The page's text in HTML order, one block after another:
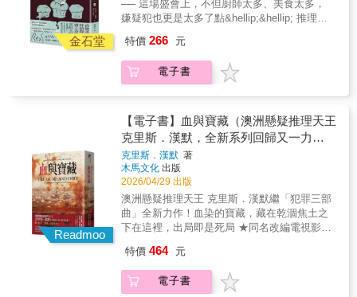
槍枝管制、警察貪腐與心理創傷等當代議題，
背景設定於今日的明尼亞波利斯&hellip;&hellip;
讀者絕對會意識到自己正受到一位傑出說書人
&mdash;&mdash;《出版人週刊》 ◎這是一部
設計精巧、依循『公平競爭』原則的推理小
說，線索被策略性地埋藏在各處。
&hellip;&hellip;奈斯博招牌的暴力與令人毛骨悚
然的元素逐漸自然地浮現，最終堆疊成一個令
人不寒而慄的結局&hellip;&hellip;奈斯博是一位
如此流暢且極具說服力的說故事高手。
&mdash;&mdash;「AirMail」數位週刊網站 ◎
這是「哈利．霍勒」系列作者的又一部傑出獨
立作&hellip;&hellip;這部小說讀起來充滿樂趣，
情節引人入勝、轉折流暢，並帶有聰明細膩的
推理巧思。&mdash;&mdash;《柯克斯評論》
安的懸疑氣氛，細節鋪陳極其縝密&mdash;巧
妙交錯的雙時間線提供恰到好處的線索，讓人
一頁接一頁停不下來。而且，當然，若沒有那
帶說明，上次受邀的貴賓是法國總理！） 與會
的十二位烹飪大師（原本陣容是十五位，但從
上次聚會至今的五年間掛掉三個）來自世界各
國，每個都名氣不小，其中一位做的香腸甚至
會有人決鬥搶著吃。這回的宴會才開始不久，
就有人發現調製醬料用的白糖被偷偷換成了砒
伍爾夫和趕到飯店的警察很快就發現，想殺拉
斯易歐的人實在太多，在場的眾位大廚之中，
有人的招牌菜色被他抄襲盜用、有人的妻子遭
他誘拐、有人被他陷害而慘遭餐廳解雇。 為了
讓盛會繼續進行、如願嚐到夢幻佳餚，伍爾夫
與阿奇必須在這群各擁絕技也各懷殺意的烹飪
大師之中找出唯一的真凶&hellip;&hellip;
探。 照理說，我們湊在一起應該很清楚該如何
破案。 當然，我們同樣也很清楚該如何犯案。
當所有嫌疑犯都精通如何「消滅證物、逍遙法
金石堂
── 這場盛會上，不但廚師太多、美食太多，
嫌疑犯也更是太多了點&hellip;&hellip; 推理史
界推理小說大會「世紀最佳推理小說系列」、
「世紀最佳推理作家」雙料提名作品 謀殺天后
阿嘉莎‧克莉絲蒂：「書中描述尼洛‧伍爾夫的廚
過史陶特先生筆下關於伍爾夫與阿奇的所有故
事，手邊還隨時存著若干本《廚師太多了》備
用。」 美國總統杜魯門：「在經濟動盪不安與
世界大戰期間，我只見過羅斯福總統開懷笑過
兩次。一次是聽到諾曼第登陸成功的消息，另
一次是讀到史陶特的小說。」 ---- 「他們這
『十五位烹飪大師』，可有名的呢，這群人每
五年聚會一次，燒菜、吃吃喝喝，你騙我我騙
你&hellip;&hellip;還有，其中一個會被某人給宰
了。」 名偵探尼洛．伍爾夫平日足不出戶，整
蘭怡情。若是遇到需要出門訪查線索的案件，
阿奇．古德溫便是他最得力的助手，是伍爾夫
特價 266 元
電子書
Readmoo
【電子書】血與寶藏（澳洲懸疑推理天王
克里斯．漢默，全新系列回歸又一力
作！）
克里斯．漢默 著
木馬文化 出版
2026/04/29 出版
澳洲懸疑推理天王 克里斯．漢默繼「犯罪三部
曲」全新力作！血染的寶藏，藏在乾涸焦土之
下在這裡，出局即是死局 ★同名改編電視影集
書產業獎和獨立好書獎 ★英國《倫敦時報》當
月犯罪選書 ★同系列續作《密林遺骨》、《伊
甸殘夢》（皆為暫譯）榮獲並入圍無數澳洲代
特價 464 元
電子書